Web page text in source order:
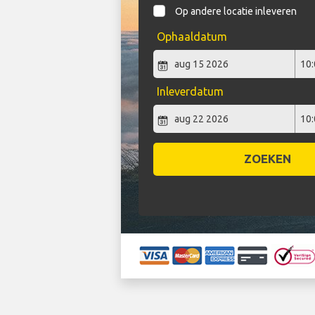
Op andere locatie inleveren
Ophaaldatum
Inleverdatum
ZOEKEN